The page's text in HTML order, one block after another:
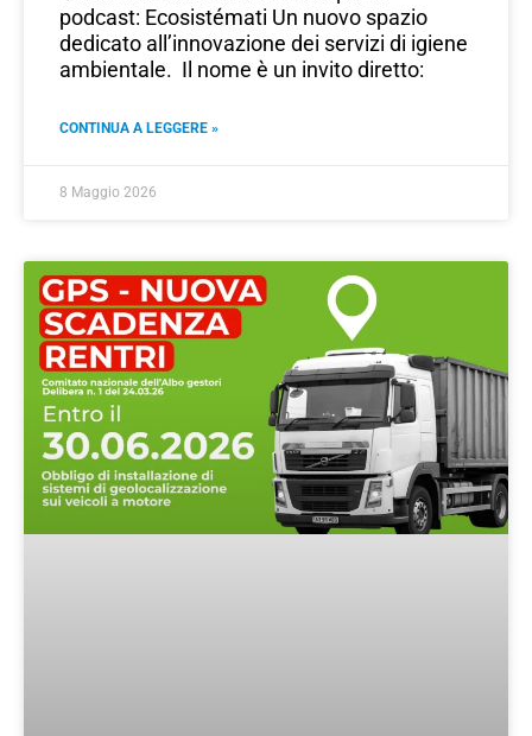
podcast: Ecosistémati Un nuovo spazio
dedicato all’innovazione dei servizi di igiene
ambientale. Il nome è un invito diretto:
CONTINUA A LEGGERE »
8 Maggio 2026